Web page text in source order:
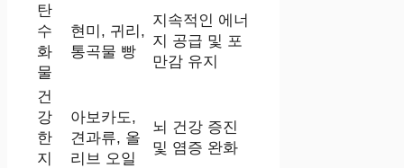
탄
수
화
물
현미, 귀리,
통곡물 빵
지속적인 에너
지 공급 및 포
만감 유지
건
강
한
지
아보카도,
견과류, 올
리브 오일
뇌 건강 증진
및 염증 완화